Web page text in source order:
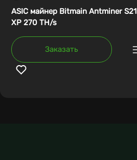
ASIC майнер Bitmain Antminer S21
XP 270 TH/s
Заказать